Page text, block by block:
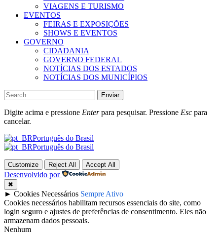
VIAGENS E TURISMO
EVENTOS
FEIRAS E EXPOSIÇÕES
SHOWS E EVENTOS
GOVERNO
CIDADANIA
GOVERNO FEDERAL
NOTÍCIAS DOS ESTADOS
NOTÍCIAS DOS MUNICÍPIOS
Enviar
Digite acima e pressione Enterpara pesquisar. Pressione Esc para
cancelar.
Português do Brasil
Português do Brasil
Customize Reject All Accept All
Desenvolvido por
✖
► Cookies Necessários Sempre Ativo
Cookies necessários habilitam recursos essenciais do site, como
login seguro e ajustes de preferências de consentimento. Eles não
armazenam dados pessoais.
Nenhum